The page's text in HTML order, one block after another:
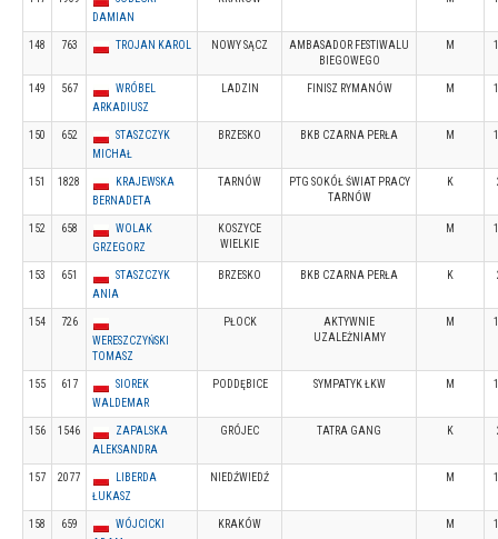
DAMIAN
148 763 TROJAN KAROL NOWY SĄCZ
AMBASADOR FESTIWALU
BIEGOWEGO
M
149 567
WRÓBEL
ARKADIUSZ
LADZIN FINISZ RYMANÓW M
150 652
STASZCZYK
MICHAŁ
BRZESKO BKB CZARNA PERŁA M
151 1828
KRAJEWSKA
BERNADETA
TARNÓW
PTG SOKÓŁ ŚWIAT PRACY
TARNÓW
K
152 658
WOLAK
GRZEGORZ
KOSZYCE
WIELKIE
M
153 651
STASZCZYK
ANIA
BRZESKO BKB CZARNA PERŁA K
154
726
WERESZCZYŃSKI
TOMASZ
PŁOCK
AKTYWNIE
UZALEŻNIAMY
M
155 617
SIOREK
WALDEMAR
PODDĘBICE SYMPATYK ŁKW M
156 1546
ZAPALSKA
ALEKSANDRA
GRÓJEC TATRA GANG K
157 2077
LIBERDA
ŁUKASZ
NIEDŹWIEDŹ M
158 659
WÓJCICKI
KRAKÓW M